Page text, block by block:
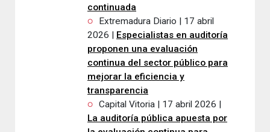
continuada
Extremadura Diario | 17 abril
2026 | Especialistas en auditoría
proponen una evaluación
continua del sector público para
mejorar la eficiencia y
transparencia
Capital Vitoria | 17 abril 2026 |
La auditoría pública apuesta por